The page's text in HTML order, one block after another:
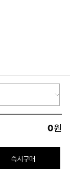
0원
즉시구매